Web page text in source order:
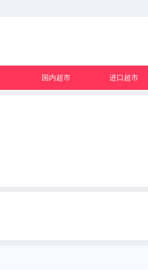
国内超市 进口超市